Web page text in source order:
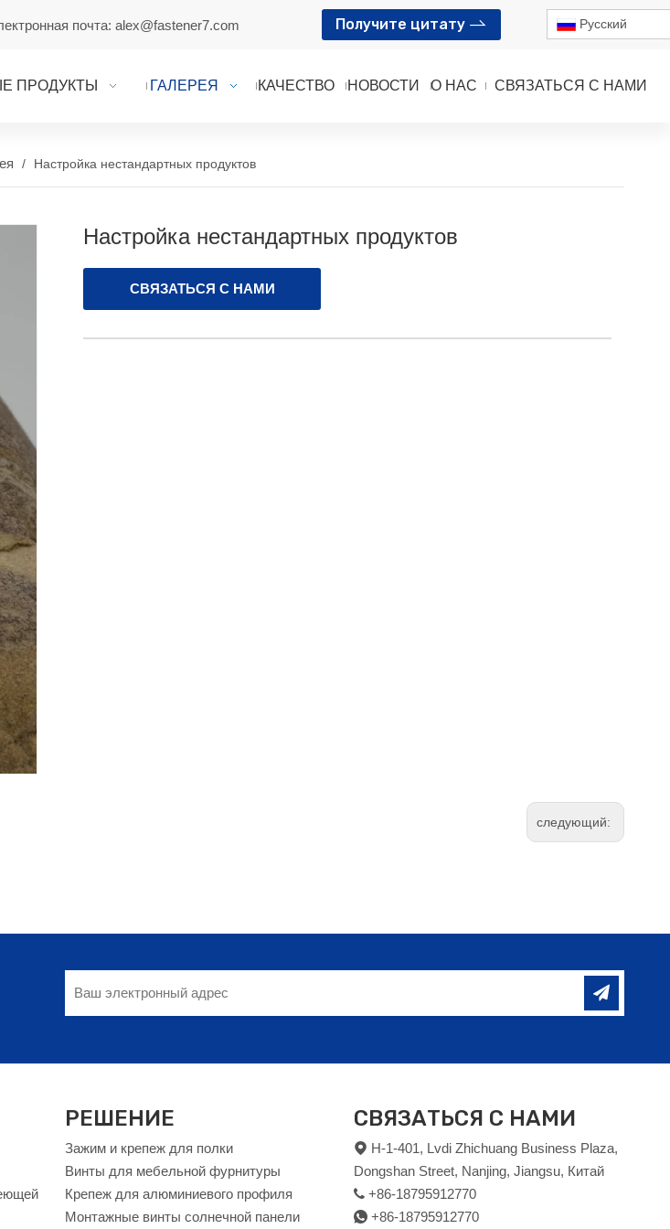
почта: alex@fastener7.com Получите цитату Pусский
ПРОДУКТЫ ГАЛЕРЕЯ КАЧЕСТВО НОВОСТИ О НАС СВЯЗАТЬСЯ С НАМИ
/ Настройка нестандартных продуктов
Настройка нестандартных продуктов
СВЯЗАТЬСЯ С НАМИ
следующий:
РЕШЕНИЕ
Зажим и крепеж для полки
Винты для мебельной фурнитуры
Крепеж для алюминиевого профиля
Монтажные винты солнечной панели
СВЯЗАТЬСЯ С НАМИ
 H-1-401, Lvdi Zhichuang Business Plaza,
Dongshan Street, Nanjing, Jiangsu, Китай
 +86-18795912770
 +86-18795912770